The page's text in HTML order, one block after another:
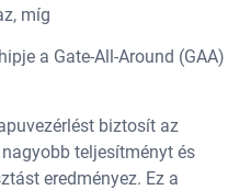
míg
a Gate-All-Around (GAA)
biztosít az
teljesítményt és
eredményez. Ez a